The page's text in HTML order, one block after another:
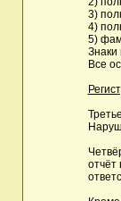
3)
4)
5)
Знаки
Все
отчёт